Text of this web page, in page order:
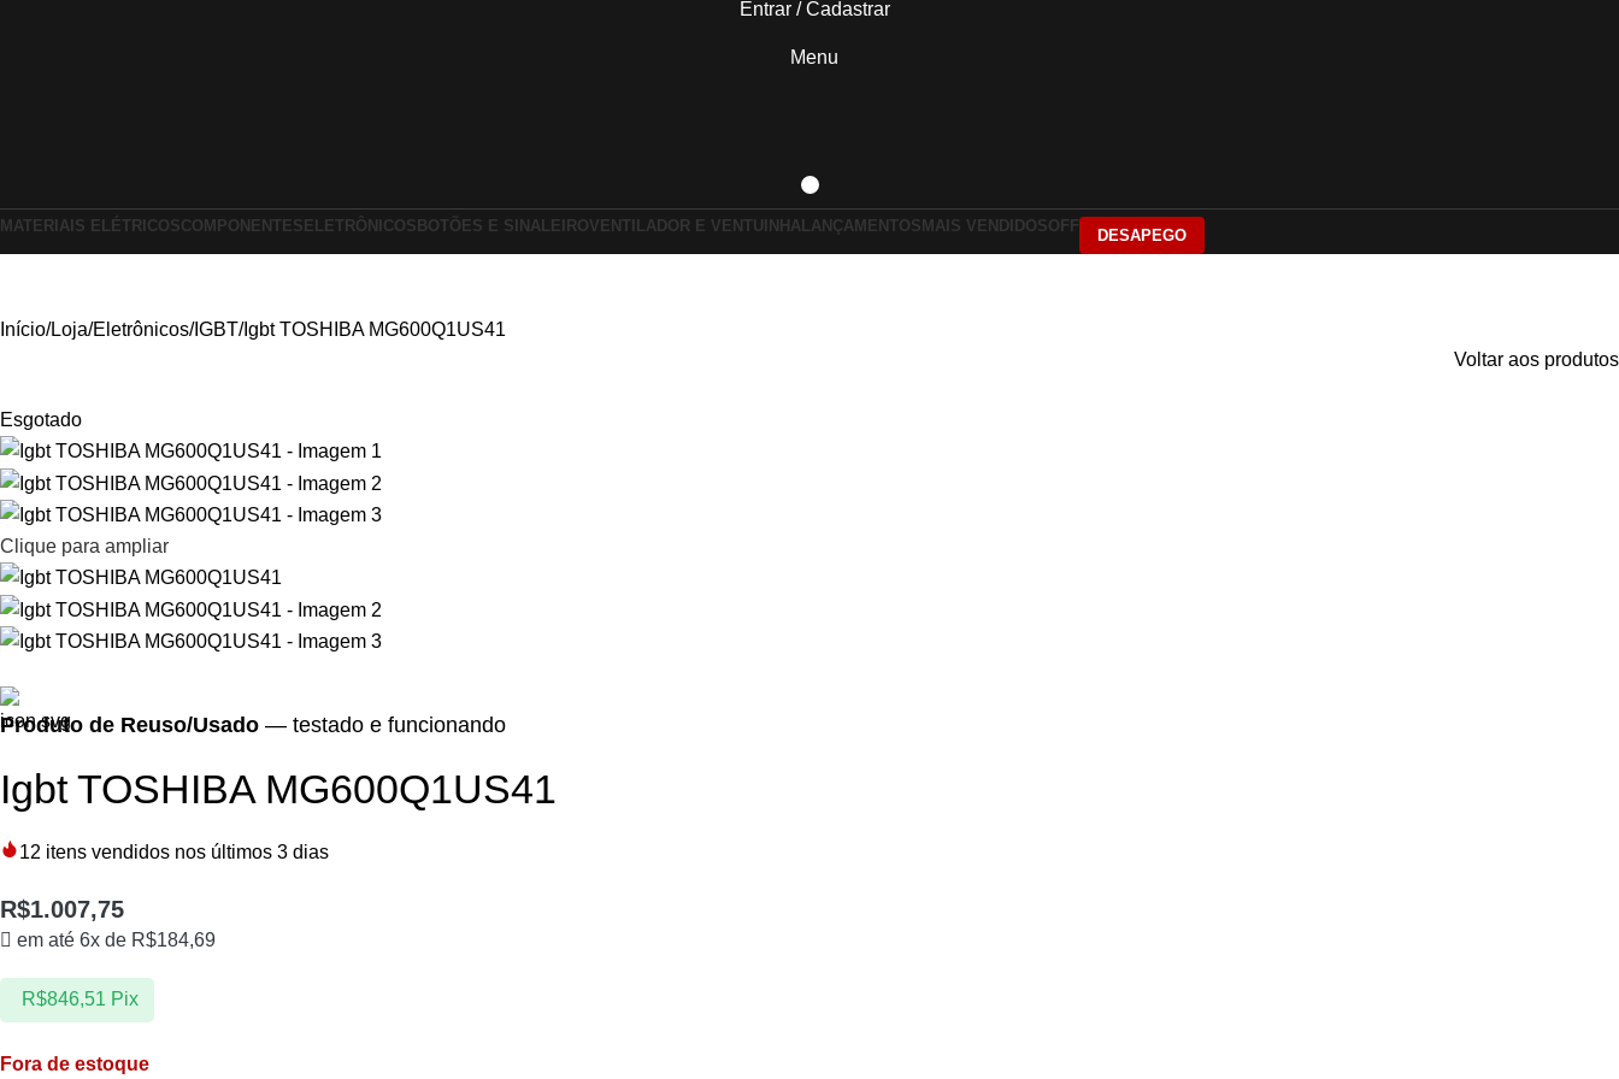
Entrar / Cadastrar
Menu
MATERIAIS ELÉTRICOSCOMPONENTES ELETRÔNICOS BOTÕES E SINALEIROVENTILADOR E VENTUINHA LANÇAMENTOS MAIS VENDIDOSOFF
DESAPEGO
Início Loja Eletrônicos IGBT Igbt TOSHIBA MG600Q1US41
Voltar aos produtos
Esgotado
Clique para ampliar
Produto de Reuso/Usado — testado e funcionando
Igbt TOSHIBA MG600Q1US41
12 itens vendidos nos últimos 3 dias
R$1.007,75
em até 6x de R$184,69
R$846,51 Pix
Fora de estoque